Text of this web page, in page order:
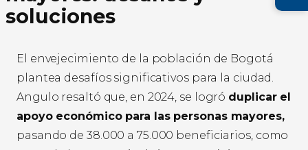
soluciones
El envejecimiento de la población de Bogotá
plantea desafíos significativos para la ciudad.
Angulo resaltó que, en 2024, se logró duplicar el
apoyo económico para las personas mayores,
pasando de 38.000 a 75.000 beneficiarios, como